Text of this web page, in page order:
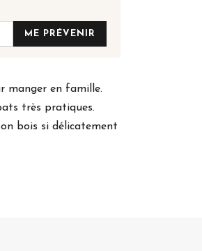
ME PRÉVENIR
manger en famille.
très pratiques.
bois si délicatement